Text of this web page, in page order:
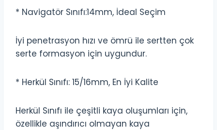
* Navigatör Sınıfı:14mm, İdeal Seçim
İyi penetrasyon hızı ve ömrü ile sertten çok
serte formasyon için uygundur.
* Herkül Sınıfı: 15/16mm, En İyi Kalite
Herkül Sınıfı ile çeşitli kaya oluşumları için,
özellikle aşındırıcı olmayan kaya